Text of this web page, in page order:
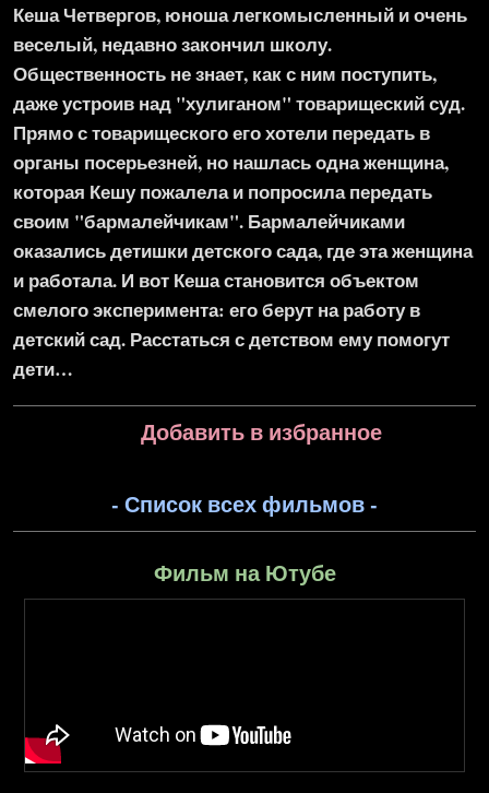
Кеша Четвергов, юноша легкомысленный и очень
веселый, недавно закончил школу.
Общественность не знает, как с ним поступить,
даже устроив над "хулиганом" товарищеский суд.
Прямо с товарищеского его хотели передать в
органы посерьезней, но нашлась одна женщина,
которая Кешу пожалела и попросила передать
своим "бармалейчикам". Бармалейчиками
оказались детишки детского сада, где эта женщина
и работала. И вот Кеша становится объектом
смелого эксперимента: его берут на работу в
детский сад. Расстаться с детством ему помогут
дети…
Добавить в избранное
- Список всех фильмов -
Фильм на Ютубе